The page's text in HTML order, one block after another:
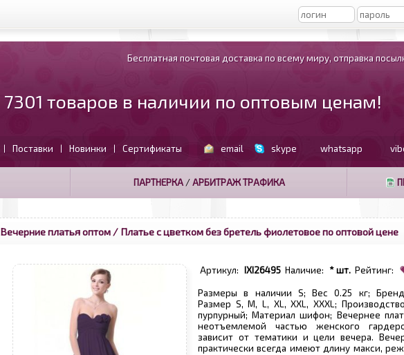
Бесплатная почтовая доставка по всему миру, отправка
7301 товаров в наличии по оптовым ценам!
| Поставки | Новинки | Сертификаты email skype whatsapp
ПАРТНЕРКА/АРБИТРАЖ ТРАФИКА
Вечерние платья оптом / Платье с цветком без бретель фиолетовое по оптовой цене
Артикул: IXI26495 Наличие: * шт. Рейтинг:
Размеры в наличии S; Вес 0.25 кг;
Размер S, M, L, XL, XXL, XXXL;
пурпурный; Материал шифон; Вечернее
неотъемлемой частью женского
зависит от тематики и цели вечера.
практически всегда имеют длину макси,